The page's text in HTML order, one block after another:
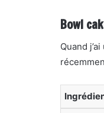
Bowl
Quand